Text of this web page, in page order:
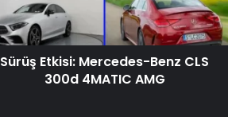
Sürüş Etkisi: Mercedes-Benz CLS
300d 4MATIC AMG